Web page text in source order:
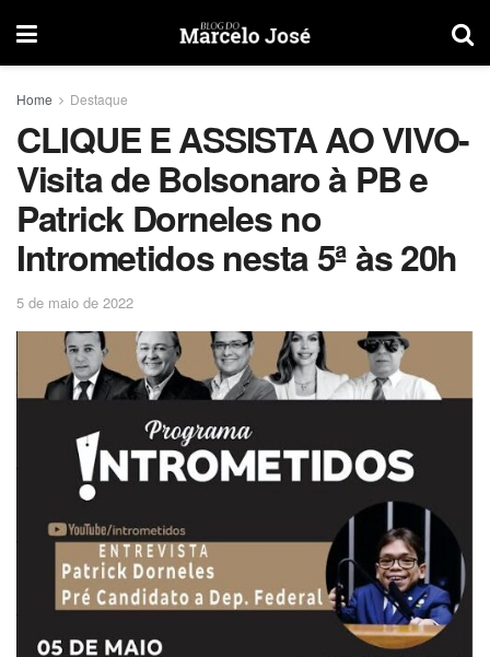
Home Destaque
CLIQUE E ASSISTA AO VIVO-
Visita de Bolsonaro à PB e
Patrick Dorneles no
Intrometidos nesta 5ª às 20h
5 de maio de 2022